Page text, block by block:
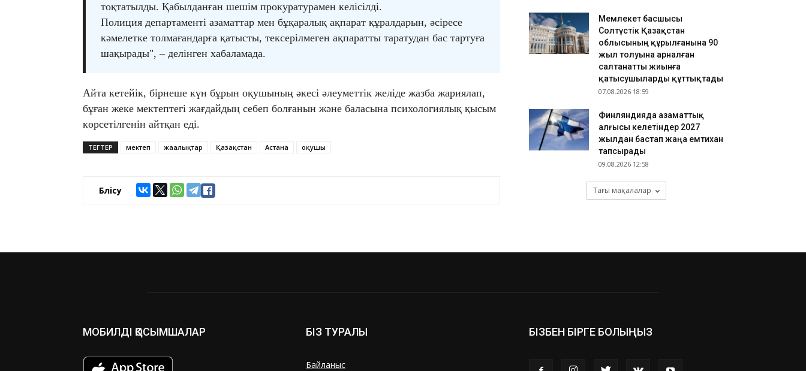
тоқтатылды. Қабылданған шешім прокуратурамен келісілді.
Полиция департаменті азаматтар мен бұқаралық ақпарат құралдарын, әсіресе
кәмелетке толмағандарға қатысты, тексерілмеген ақпаратты таратудан бас тартуға
шақырады", – делінген хабаламада.
Айта кетейік, бірнеше күн бұрын оқушының әкесі әлеуметтік желіде жазба жариялап,
бұған жеке мектептегі жағдайдың себеп болғанын және баласына психологиялық қысым
көрсетілгенін айтқан еді.
ТЕГТЕР мектеп жаңалықтар Қазақстан Астана оқушы
Бөлісу
Мемлекет басшысы
Солтүстік Қазақстан
облысының құрылғанына 90
жыл толуына арналған
салтанатты жиынға
қатысушыларды құттықтады
07.08.2026 18:59
Финляндияда азаматтық
алғысы келетіндер 2027
жылдан бастап жаңа емтихан
тапсырады
09.08.2026 12:58
Тағы мақалалар
МОБИЛДІ ҚОСЫМШАЛАР БІЗ ТУРАЛЫ
Байланыс
БІЗБЕН БІРГЕ БОЛЫҢЫЗ